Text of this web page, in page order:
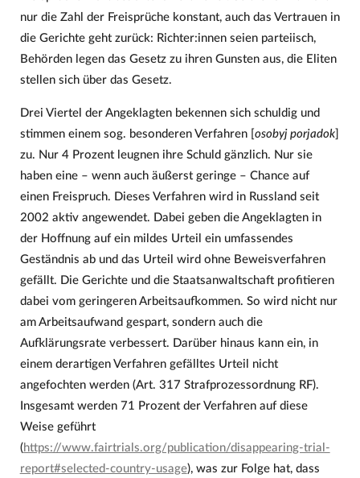
nur die Zahl der Freisprüche konstant, auch das Vertrauen in
die Gerichte geht zurück: Richter:innen seien parteiisch,
Behörden legen das Gesetz zu ihren Gunsten aus, die Eliten
stellen sich über das Gesetz.
Drei Viertel der Angeklagten bekennen sich schuldig und
stimmen einem sog. besonderen Verfahren [ osobyj porjadok]
zu. Nur 4 Prozent leugnen ihre Schuld gänzlich. Nur sie
haben eine – wenn auch äußerst geringe – Chance auf
einen Freispruch. Dieses Verfahren wird in Russland seit
2002 aktiv angewendet. Dabei geben die Angeklagten in
der Hoffnung auf ein mildes Urteil ein umfassendes
Geständnis ab und das Urteil wird ohne Beweisverfahren
gefällt. Die Gerichte und die Staatsanwaltschaft profitieren
dabei vom geringeren Arbeitsaufkommen. So wird nicht nur
am Arbeitsaufwand gespart, sondern auch die
Aufklärungsrate verbessert. Darüber hinaus kann ein, in
einem derartigen Verfahren gefälltes Urteil nicht
angefochten werden (Art. 317 Strafprozessordnung RF).
Insgesamt werden 71 Prozent der Verfahren auf diese
Weise geführt
( https://www.fairtrials.org/publication/disappearing-trial-
report#selected-country-usage), was zur Folge hat, dass